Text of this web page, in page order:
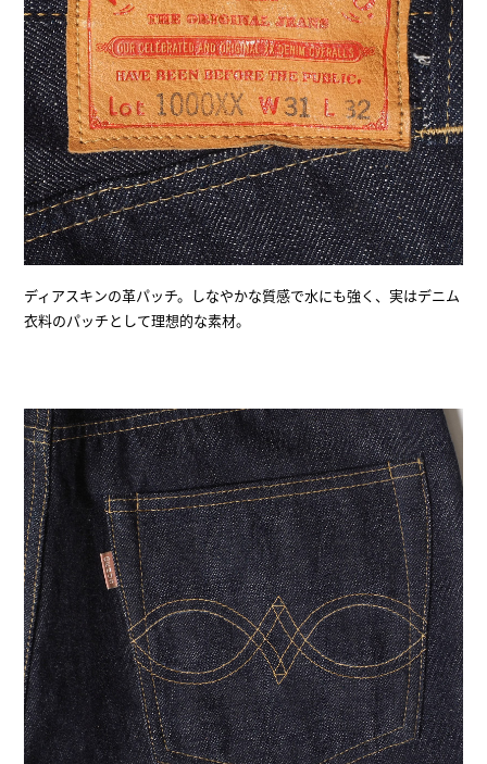
ディアスキンの革パッチ。しなやかな質感で水にも強く、実はデニム
衣料のパッチとして理想的な素材。